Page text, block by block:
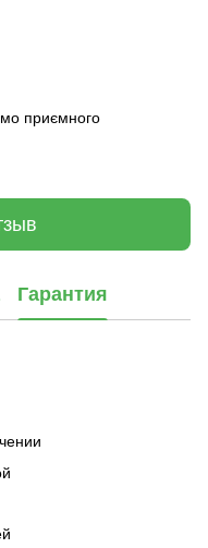
приємного
Гарантия